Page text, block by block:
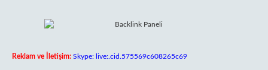
Reklam ve İletişim: Skype: live:.cid.575569c608265c69